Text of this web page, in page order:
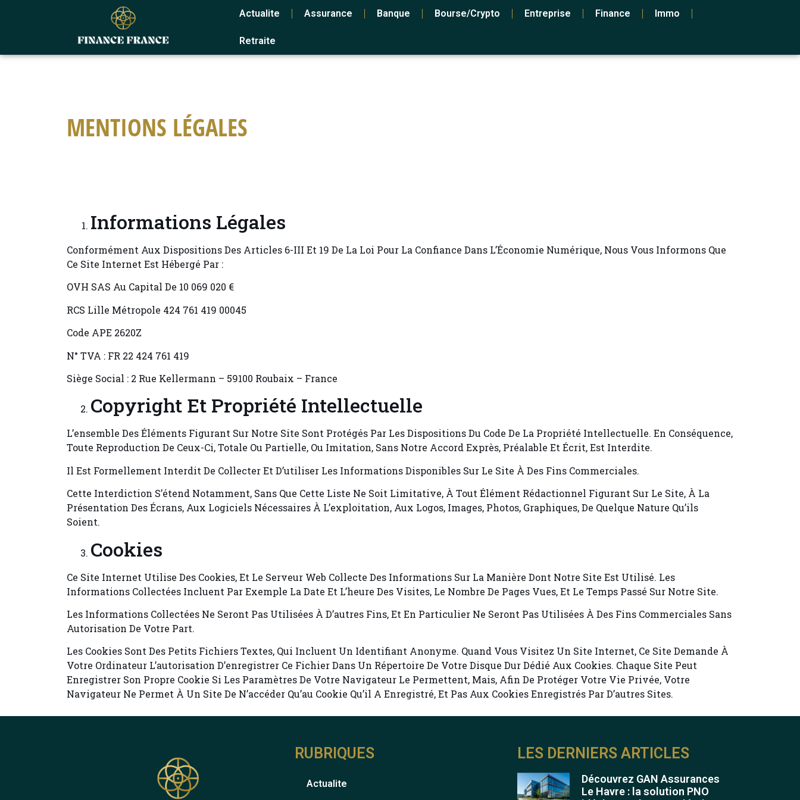
Actualite Assurance Banque Bourse/crypto Entreprise Finance Immo
Retraite
MENTIONS LÉGALES
Informations Légales
Conformément Aux Dispositions Des Articles 6-III Et 19 De La Loi Pour La Confiance Dans L’Économie Numérique, Nous Vous Informons Que
Ce Site Internet Est Hébergé Par :
OVH SAS Au Capital De 10 069 020 €
RCS Lille Métropole 424 761 419 00045
Code APE 2620Z
N° TVA : FR 22 424 761 419
Siège Social : 2 Rue Kellermann – 59100 Roubaix – France
Copyright Et Propriété Intellectuelle
L’ensemble Des Éléments Figurant Sur Notre Site Sont Protégés Par Les Dispositions Du Code De La Propriété Intellectuelle. En Conséquence,
Toute Reproduction De Ceux-Ci, Totale Ou Partielle, Ou Imitation, Sans Notre Accord Exprès, Préalable Et Écrit, Est Interdite.
Il Est Formellement Interdit De Collecter Et D’utiliser Les Informations Disponibles Sur Le Site À Des Fins Commerciales.
Cette Interdiction S’étend Notamment, Sans Que Cette Liste Ne Soit Limitative, À Tout Élément Rédactionnel Figurant Sur Le Site, À La
Présentation Des Écrans, Aux Logiciels Nécessaires À L’exploitation, Aux Logos, Images, Photos, Graphiques, De Quelque Nature Qu’ils
Soient.
Cookies
Ce Site Internet Utilise Des Cookies, Et Le Serveur Web Collecte Des Informations Sur La Manière Dont Notre Site Est Utilisé. Les
Informations Collectées Incluent Par Exemple La Date Et L’heure Des Visites, Le Nombre De Pages Vues, Et Le Temps Passé Sur Notre Site.
Les Informations Collectées Ne Seront Pas Utilisées À D’autres Fins, Et En Particulier Ne Seront Pas Utilisées À Des Fins Commerciales Sans
Autorisation De Votre Part.
Les Cookies Sont Des Petits Fichiers Textes, Qui Incluent Un Identifiant Anonyme. Quand Vous Visitez Un Site Internet, Ce Site Demande À
Votre Ordinateur L’autorisation D’enregistrer Ce Fichier Dans Un Répertoire De Votre Disque Dur Dédié Aux Cookies. Chaque Site Peut
Enregistrer Son Propre Cookie Si Les Paramètres De Votre Navigateur Le Permettent, Mais, Afin De Protéger Votre Vie Privée, Votre
Navigateur Ne Permet À Un Site De N’accéder Qu’au Cookie Qu’il A Enregistré, Et Pas Aux Cookies Enregistrés Par D’autres Sites.
RUBRIQUES
Actualite
LES DERNIERS ARTICLES
Découvrez GAN Assurances
Le Havre : la solution PNO